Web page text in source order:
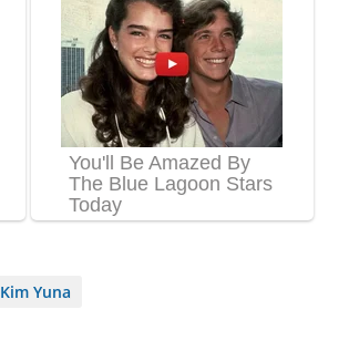
Kim Yuna